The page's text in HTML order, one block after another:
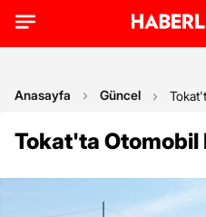
Anasayfa Güncel
Tokat'ta Otomobil